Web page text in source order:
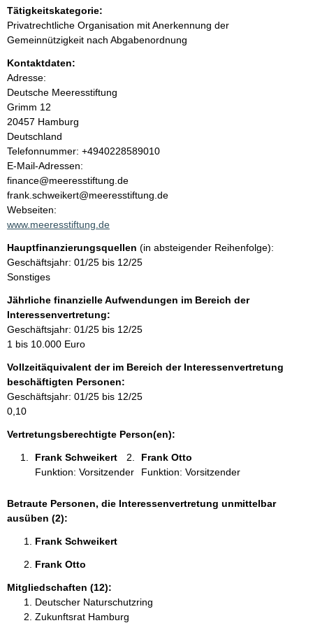
n
i
n
h
a
l
t
Tätigkeitskategorie:
Privatrechtliche Organisation mit Anerkennung der
Gemeinnützigkeit nach Abgabenordnung
Kontaktdaten:
Adresse:
Deutsche Meeresstiftung
Grimm 12
20457 Hamburg
Deutschland
K
o
n
t
a
k
i
n
f
o
r
m
a
i
o
n
e
n
Telefonnummer: +4940228589010
E-Mail-Adressen:
finance@meeresstiftung.de
frank.schweikert@meeresstiftung.de
Webseiten:
www.meeresstiftung.de
Hauptfinanzierungsquellen (in absteigender Reihenfolge):
Geschäftsjahr: 01/25 bis 12/25
Sonstiges
Jährliche finanzielle Aufwendungen im Bereich der
Interessenvertretung:
Geschäftsjahr: 01/25 bis 12/25
1 bis 10.000 Euro
Vollzeitäquivalent der im Bereich der Interessenvertretung
beschäftigten Personen:
Geschäftsjahr: 01/25 bis 12/25
0,10
Vertretungsberechtigte Person(en):
Frank Schweikert
Funktion: Vorsitzender
Frank Otto
Funktion: Vorsitzender
Betraute Personen, die Interessenvertretung unmittelbar
ausüben (2):
Frank Schweikert
Frank Otto
Mitgliedschaften (12):
Deutscher Naturschutzring
Zukunftsrat Hamburg